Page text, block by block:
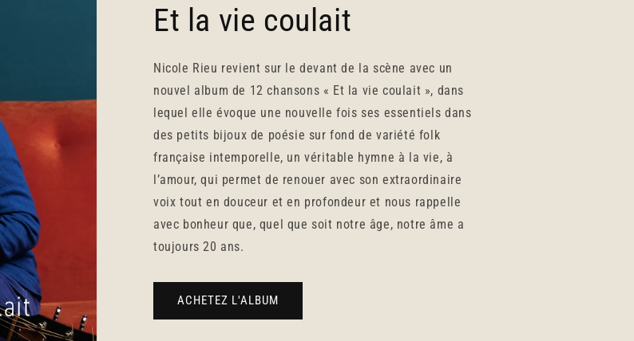
Et la vie coulait
Nicole Rieu revient sur le devant de la scène avec un
nouvel album de 12 chansons « Et la vie coulait », dans
lequel elle évoque une nouvelle fois ses essentiels dans
des petits bijoux de poésie sur fond de variété folk
française intemporelle, un véritable hymne à la vie, à
l’amour, qui permet de renouer avec son extraordinaire
voix tout en douceur et en profondeur et nous rappelle
avec bonheur que, quel que soit notre âge, notre âme a
toujours 20 ans.
ACHETEZ L'ALBUM